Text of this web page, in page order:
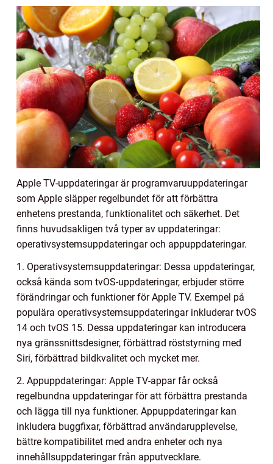
Apple TV-uppdateringar är programvaruuppdateringar
som Apple släpper regelbundet för att förbättra
enhetens prestanda, funktionalitet och säkerhet. Det
finns huvudsakligen två typer av uppdateringar:
operativsystemsuppdateringar och appuppdateringar.
1. Operativsystemsuppdateringar: Dessa uppdateringar,
också kända som tvOS-uppdateringar, erbjuder större
förändringar och funktioner för Apple TV. Exempel på
populära operativsystemsuppdateringar inkluderar tvOS
14 och tvOS 15. Dessa uppdateringar kan introducera
nya gränssnittsdesigner, förbättrad röststyrning med
Siri, förbättrad bildkvalitet och mycket mer.
2. Appuppdateringar: Apple TV-appar får också
regelbundna uppdateringar för att förbättra prestanda
och lägga till nya funktioner. Appuppdateringar kan
inkludera buggfixar, förbättrad användarupplevelse,
bättre kompatibilitet med andra enheter och nya
innehållsuppdateringar från apputvecklare.